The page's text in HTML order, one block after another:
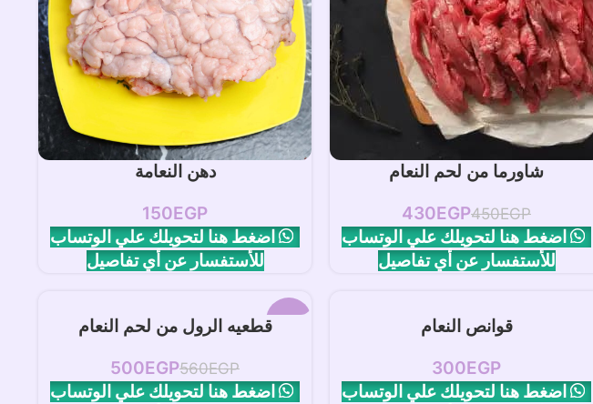
إضافة إلى السلة
شاورما من لحم النعام
450EGP
430EGP
اضغط هنا لتحويلك علي الوتساب
للأستفسار عن أي تفاصيل
إضافة إلى السلة
دهن النعامة
EGP
اضغط هنا لتحويلك علي الوتساب
للأستفسار عن أي تفاصيل
إضافة إلى السلة
قوانص النعام
EGP
اضغط هنا لتحويلك علي الوتساب
-11% إضافة إلى السلة
قطعيه الرول من لحم النعام
560EGP
500EGP
اضغط هنا لتحويلك علي الوتساب